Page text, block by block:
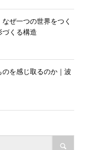
なぜ一つの世界をつく
づくる構造
を感じ取るのか｜波